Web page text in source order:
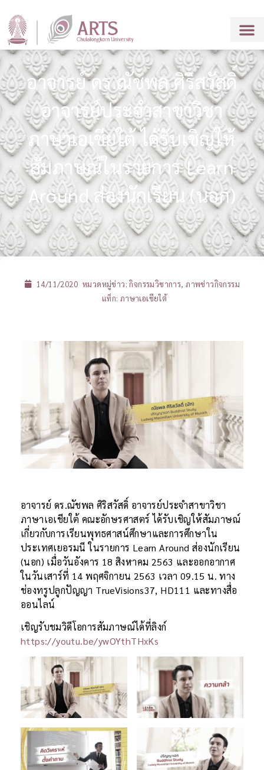
อาจารย์ ดร.ณัชพล ศิริสวัสดิ์
อาจารย์ประจำสาขาวิชา
ภาษาเอเชียใต้ ได้รับเชิญให้
สัมภาษณ์ในรายการ Learn
Around ส่องนักเรียน (นอก)
14/11/2020 หมวดหมู่ข่าว:กิจกรรมวิชาการ,ภาพข่าวกิจกรรม
แท็ก: ภาษาเอเชียใต้
อาจารย์ ดร.ณัชพล ศิริสวัสดิ์ อาจารย์ประจำสาขาวิชา
ภาษาเอเชียใต้ คณะอักษรศาสตร์ ได้รับเชิญให้สัมภาษณ์
เกี่ยวกับการเรียนพุทธศาสน์ศึกษาและการศึกษาใน
ประเทศเยอรมนี ในรายการ Learn Around ส่องนักเรียน
(นอก) เมื่อวันอังคาร 18 สิงหาคม 2563 และออกอากาศ
ในวันเสาร์ที่ 14 พฤศจิกายน 2563 เวลา 09.15 น. ทาง
ช่องทรูปลูกปัญญา TrueVisions37, HD111 และทางสื่อ
ออนไลน์
เชิญรับชมวิดีโอการสัมภาษณ์ได้ที่ลิงก์
https://youtu.be/ywOYthTHxKs